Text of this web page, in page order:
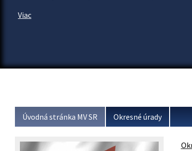
Viac
Úvodná stránka MV SR Okresné úrady